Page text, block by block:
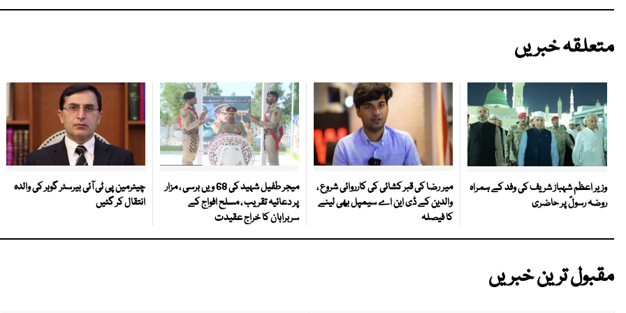
متعلقہ خبریں
وزیر اعظم شہباز شریف کی وفد کے ہمراہ
روضہ رسولؐ پر حاضری
میر رضا کی قبر کشائی کی کارروائی شروع ،
والدین کے ڈی این اے سیمپل بھی لینے
کا فیصلہ
میجر طفیل شہید کی 68 ویں برسی ، مزار
پر دعائیہ تقریب ، مسلح افواج کے
سربراہان کا خراج عقیدت
چیئرمین پی ٹی آئی بیرسٹر گوہر کی والدہ
انتقال کر گئیں
مقبول ترین خبریں